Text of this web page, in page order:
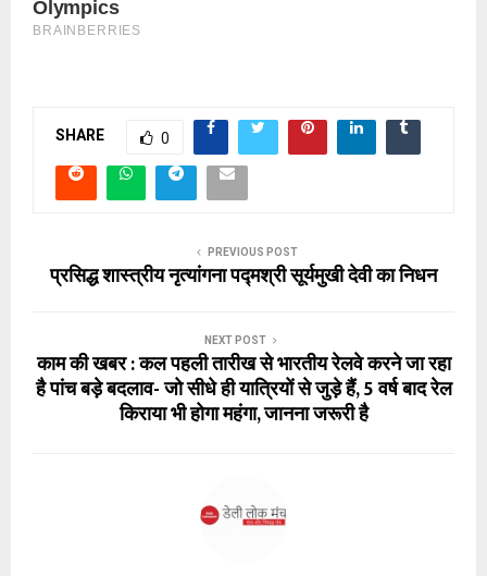
SHARE 0
PREVIOUS POST
प्रसिद्ध शास्त्रीय नृत्यांगना पद्मश्री सूर्यमुखी देवी का निधन
NEXT POST
काम की खबर : कल पहली तारीख से भारतीय रेलवे करने जा रहा
है पांच बड़े बदलाव- जो सीधे ही यात्रियों से जुड़े हैं, 5 वर्ष बाद रेल
किराया भी होगा महंगा, जानना जरूरी है